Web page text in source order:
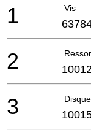
Vis
1
2
Disque
3